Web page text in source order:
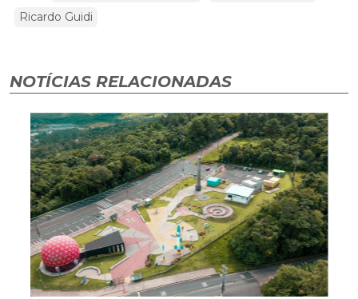
Ricardo Guidi
NOTÍCIAS RELACIONADAS